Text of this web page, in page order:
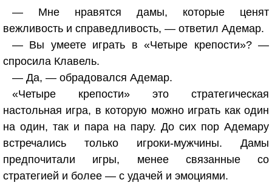
— Мне нравятся дамы, которые ценят
вежливость и справедливость, — ответил Адемар.
— Вы умеете играть в «Четыре крепости»? —
спросила Клавель.
— Да, — обрадовался Адемар.
«Четыре крепости» это стратегическая
настольная игра, в которую можно играть как один
на один, так и пара на пару. До сих пор Адемару
встречались только игроки-мужчины. Дамы
предпочитали игры, менее связанные со
стратегией и более — с удачей и эмоциями.